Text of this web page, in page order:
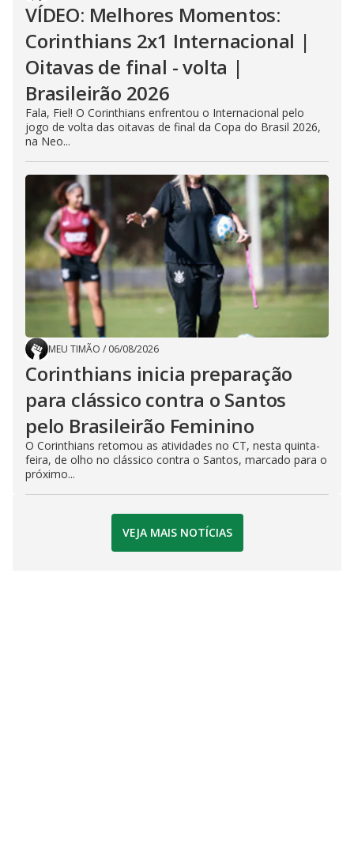
VÍDEO: Melhores Momentos:
Corinthians 2x1 Internacional |
Oitavas de final - volta |
Brasileirão 2026
Fala, Fiel! O Corinthians enfrentou o Internacional pelo
jogo de volta das oitavas de final da Copa do Brasil 2026,
na Neo...
MEU TIMÃO / 06/08/2026
Corinthians inicia preparação
para clássico contra o Santos
pelo Brasileirão Feminino
O Corinthians retomou as atividades no CT, nesta quinta-
feira, de olho no clássico contra o Santos, marcado para o
próximo...
VEJA MAIS NOTÍCIAS